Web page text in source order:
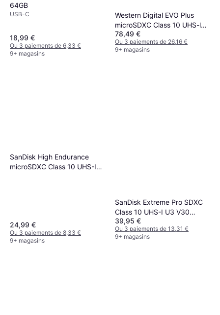
64GB
USB-C
18,99 €
Ou 3 paiements de 6,33 €
9+ magasins
Western Digital EVO Plus
microSDXC Class 10 UHS-l
U3 V30 A2 160/120MB/s
512GB +SD adapter
78,49 €
Ou 3 paiements de 26,16 €
9+ magasins
SanDisk High Endurance
microSDXC Class 10 UHS-I
24,99 €
Ou 3 paiements de 8,33 €
9+ magasins
SanDisk Extreme Pro SDXC
Class 10 UHS-I U3 V30
200/90MB/s 128GB
39,95 €
Ou 3 paiements de 13,31 €
9+ magasins